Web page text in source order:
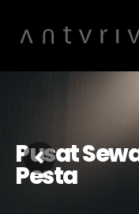
Pusat
Pesta